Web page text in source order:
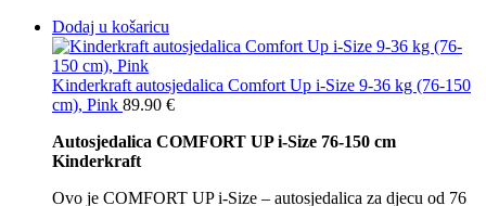
Dodaj u košaricu
Kinderkraft autosjedalica Comfort Up i-Size 9-36 kg (76-150
cm), Pink 89.90 €
Autosjedalica COMFORT UP i-Size 76-150 cm
Kinderkraft
Ovo je COMFORT UP i-Size – autosjedalica za djecu od 76